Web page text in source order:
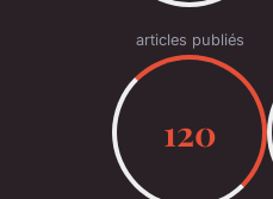
articles publiés
120